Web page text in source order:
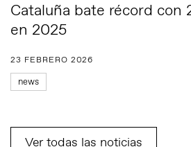
Cataluña bate récord con
en 2025
23 FEBRERO 2026
news
Ver todas las noticias